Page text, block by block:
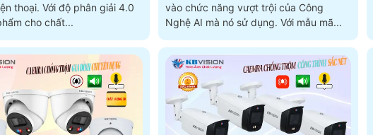
độ phân giải 4.0
cho chất...
vào chức năng vượt trội của Công
Nghệ AI mà nó sử dụng. Với mẫu mã...